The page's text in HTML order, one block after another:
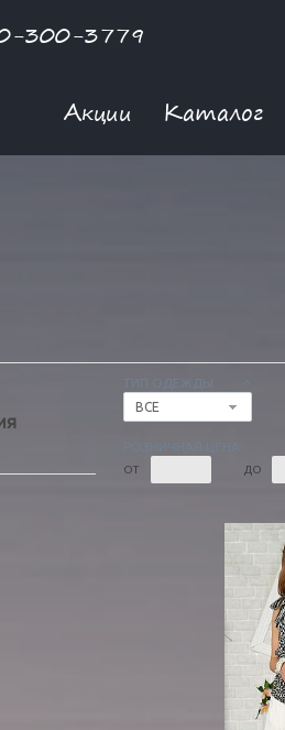
300-3779
Акции Каталог
ТИП ОДЕЖДЫ
ВСЕ
ОТ ДО